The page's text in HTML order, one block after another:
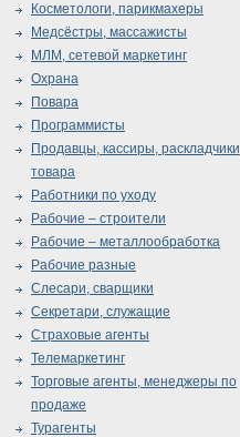
Косметологи, парикмахеры
Медсёстры, массажисты
МЛМ, сетевой маркетинг
Охрана
Повара
Программисты
Продавцы, кассиры, раскладчики
товара
Работники по уходу
Рабочие – строители
Рабочие – металлообработка
Рабочие разные
Слесари, сварщики
Секретари, служащие
Страховые агенты
Телемаркетинг
Торговые агенты, менеджеры по
продаже
Турагенты